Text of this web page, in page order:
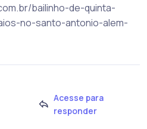
bailinho-de-quinta-
no-santo-antonio-alem-
Acesse para
responder